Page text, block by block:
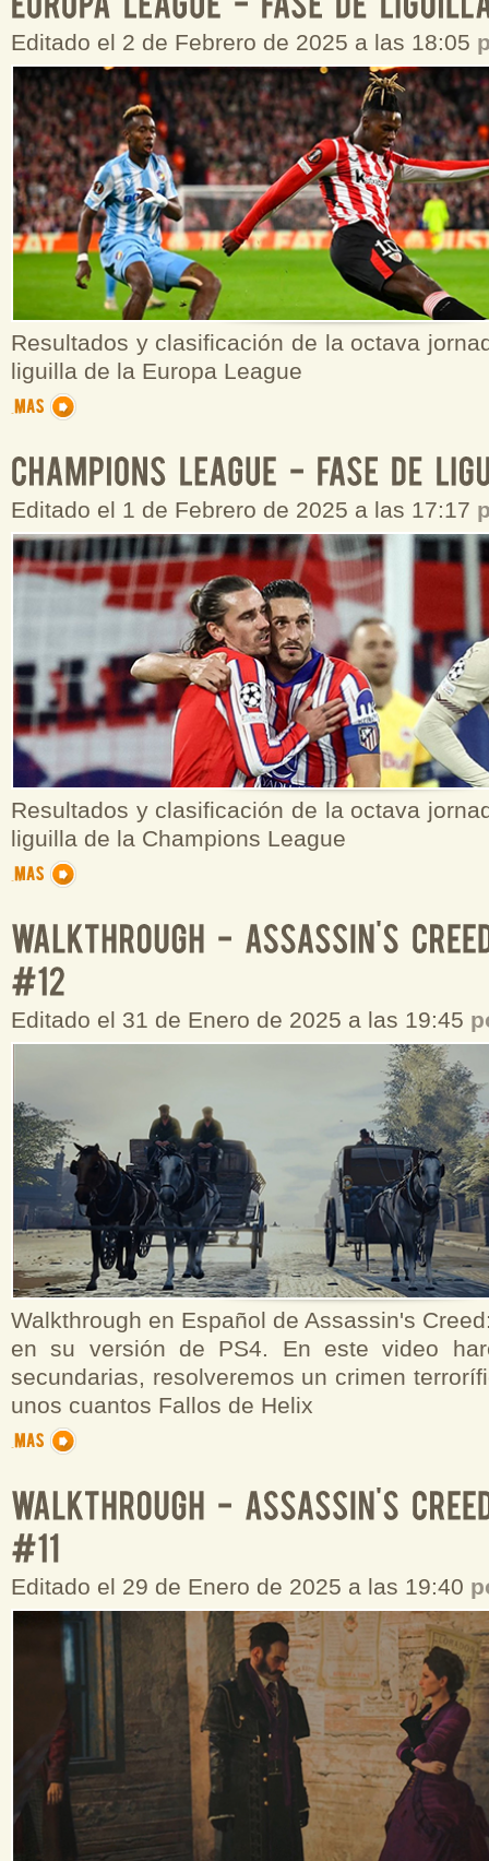
Editado el 2 de Febrero de 2025 a las 18:05
Resultados y clasificación de la octava
liguilla de la Europa League
Editado el 1 de Febrero de 2025 a las 17:17
Resultados y clasificación de la octava
liguilla de la Champions League
Editado el 31 de Enero de 2025 a las 19:45
Walkthrough en Español de Assassin's
en su versión de PS4. En este video
secundarias, resolveremos un crimen
unos cuantos Fallos de Helix
Editado el 29 de Enero de 2025 a las 19:40